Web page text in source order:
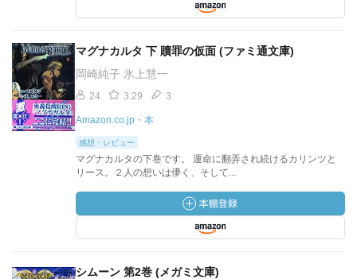
マグナカルタ 下 贖罪の仮面 (ファミ通文庫)
岡崎純子 氷上慧一
24 3.29 3
Amazon.co.jp・本
感想・レビュー
マグナカルタの下巻です。 運命に翻弄され続けるカリンツと
リース。２人の想いは儚く、そして...
シムーン 第2巻 (メガミ文庫)